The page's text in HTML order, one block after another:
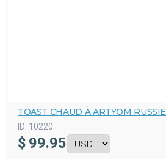
TOAST CHAUD À ARTYOM RUSSIE
ID: 10220
$ 99.95